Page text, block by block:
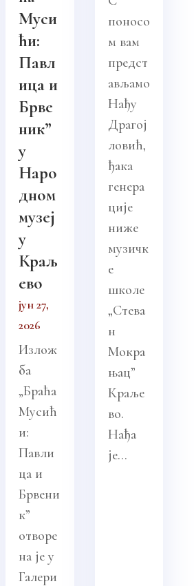
Муси
ћи:
Павл
ица и
Брве
ник”
у
Наро
дном
музеј
у
Краљ
ево
јун 27,
2026
Излож
ба
„Браћа
Мусић
и:
Павли
ца и
Брвени
к”
отворе
на је у
Галери
поносо
м вам
предст
ављамо
Нађу
Драгој
ловић,
ђака
генера
ције
ниже
музичк
е
школе
„Стева
н
Мокра
њац”
Краље
во.
Нађа
је...